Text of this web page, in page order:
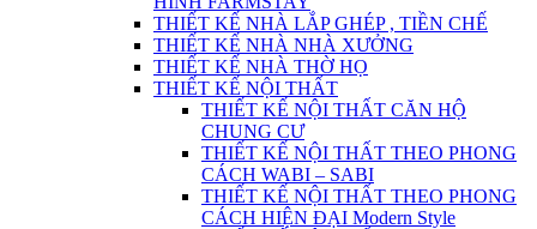
THIẾT KẾ NHÀ LẮP GHÉP , TIỀN CHẾ
THIẾT KẾ NHÀ NHÀ XƯỞNG
THIẾT KẾ NHÀ THỜ HỌ
THIẾT KẾ NỘI THẤT
THIẾT KẾ NỘI THẤT CĂN HỘ
CHUNG CƯ
THIẾT KẾ NỘI THẤT THEO PHONG
CÁCH WABI – SABI
THIẾT KẾ NỘI THẤT THEO PHONG
CÁCH HIỆN ĐẠI Modern Style